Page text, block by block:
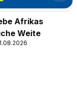
Afrikas
Weite